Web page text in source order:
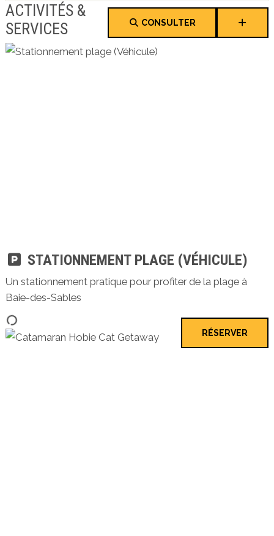
CONSULTER
ACTIVITÉS &
SERVICES
STATIONNEMENT PLAGE (VÉHICULE)
Un stationnement pratique pour profiter de la plage à
Baie-des-Sables
RÉSERVER